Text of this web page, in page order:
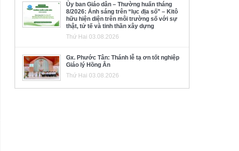
Ủy ban Giáo dân – Thường huấn tháng
8/2026: Ánh sáng trên “lục địa số” – Kitô
hữu hiện diện trên môi trường số với sự
thật, tử tế và tinh thần xây dựng
Thứ Hai 03.08.2026
Gx. Phước Tân: Thánh lễ tạ ơn tốt nghiệp
Giáo lý Hồng Ân
Thứ Hai 03.08.2026